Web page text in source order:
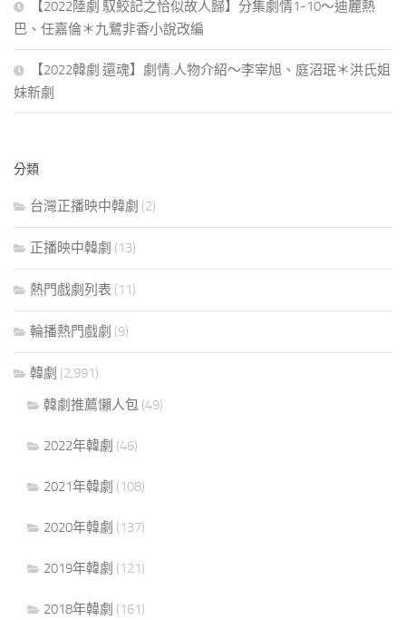
【2022陸劇 馭鮫記之恰似故人歸】分集劇情1-10～迪麗熱
巴、任嘉倫＊九鷺非香小說改編
【2022韓劇 還魂】劇情.人物介紹～李宰旭、庭沼珉＊洪氏姐
妹新劇
分類
台灣正播映中韓劇 (2)
正播映中韓劇 (13)
熱門戲劇列表 (11)
輪播熱門戲劇 (9)
韓劇 (2,991)
韓劇推薦懶人包 (49)
2022年韓劇 (46)
2021年韓劇 (108)
2020年韓劇 (137)
2019年韓劇 (121)
2018年韓劇 (161)